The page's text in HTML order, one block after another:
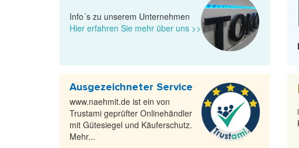
Info´s zu unserem Unternehmen
Hier erfahren Sie mehr über uns >>
Ausgezeichneter Service
www.naehmit.de ist ein von
Trustami geprüfter Onlinehändler
mit Gütesiegel und Käuferschutz.
Mehr...